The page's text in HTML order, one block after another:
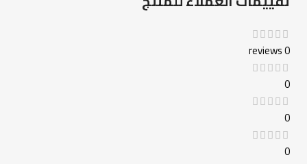
0 reviews
0
0
0